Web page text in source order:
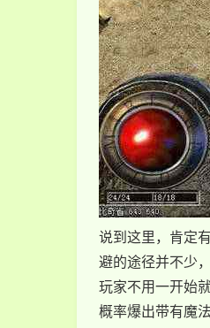
说到这里，肯定
避的途径并不少
玩家不用一开始
概率爆出带有魔